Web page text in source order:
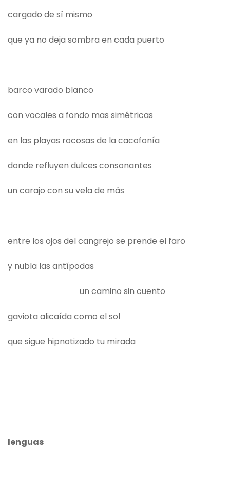
cargado de sí mismo
que ya no deja sombra en cada puerto
barco varado blanco
con vocales a fondo mas simétricas
en las playas rocosas de la cacofonía
donde refluyen dulces consonantes
un carajo con su vela de más
entre los ojos del cangrejo se prende el faro
y nubla las antípodas
un camino sin cuento
gaviota alicaída como el sol
que sigue hipnotizado tu mirada
lenguas